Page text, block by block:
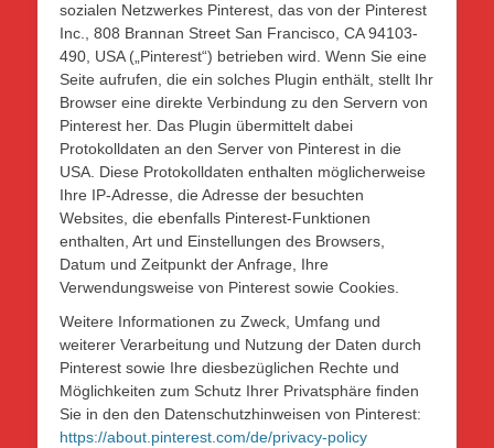
sozialen Netzwerkes Pinterest, das von der Pinterest
Inc., 808 Brannan Street San Francisco, CA 94103-
490, USA („Pinterest“) betrieben wird. Wenn Sie eine
Seite aufrufen, die ein solches Plugin enthält, stellt Ihr
Browser eine direkte Verbindung zu den Servern von
Pinterest her. Das Plugin übermittelt dabei
Protokolldaten an den Server von Pinterest in die
USA. Diese Protokolldaten enthalten möglicherweise
Ihre IP-Adresse, die Adresse der besuchten
Websites, die ebenfalls Pinterest-Funktionen
enthalten, Art und Einstellungen des Browsers,
Datum und Zeitpunkt der Anfrage, Ihre
Verwendungsweise von Pinterest sowie Cookies.
Weitere Informationen zu Zweck, Umfang und
weiterer Verarbeitung und Nutzung der Daten durch
Pinterest sowie Ihre diesbezüglichen Rechte und
Möglichkeiten zum Schutz Ihrer Privatsphäre finden
Sie in den den Datenschutzhinweisen von Pinterest:
https://about.pinterest.com/de/privacy-policy